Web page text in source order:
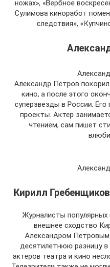
ножах», «Вербное
Сулимова киноработ
следствия»,
Александр Петров
кино, а после этого
суперзвезды в России.
проекты. Актер
чтением, сам пишет
Кирилл
Журналисты популярных
внешнее сходство
Александром
десятилетнюю разницу в
актеров театра и кино